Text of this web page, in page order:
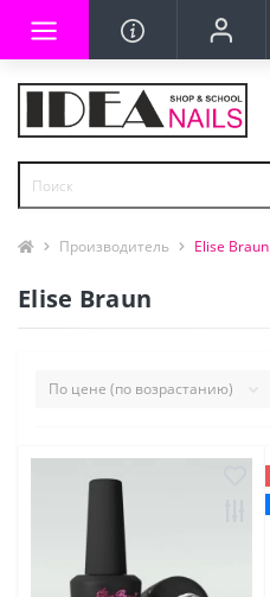
Производитель Elise Braun
Elise Braun